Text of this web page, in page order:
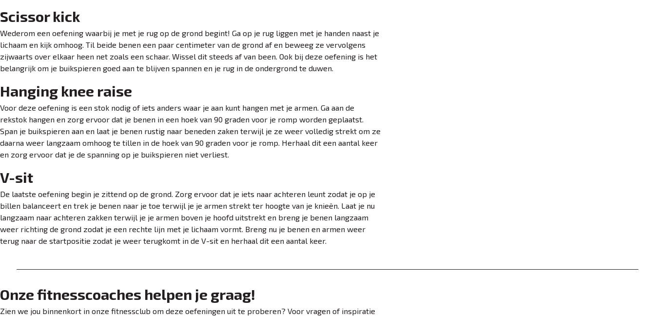
Scissor kick
Wederom een oefening waarbij je met je rug op de grond begint! Ga op je rug liggen met je handen naast je
lichaam en kijk omhoog. Til beide benen een paar centimeter van de grond af en beweeg ze vervolgens
zijwaarts over elkaar heen net zoals een schaar. Wissel dit steeds af van been. Ook bij deze oefening is het
belangrijk om je buikspieren goed aan te blijven spannen en je rug in de ondergrond te duwen.
Hanging knee raise
Voor deze oefening is een stok nodig of iets anders waar je aan kunt hangen met je armen. Ga aan de
rekstok hangen en zorg ervoor dat je benen in een hoek van 90 graden voor je romp worden geplaatst.
Span je buikspieren aan en laat je benen rustig naar beneden zaken terwijl je ze weer volledig strekt om ze
daarna weer langzaam omhoog te tillen in de hoek van 90 graden voor je romp. Herhaal dit een aantal keer
en zorg ervoor dat je de spanning op je buikspieren niet verliest.
V-sit
De laatste oefening begin je zittend op de grond. Zorg ervoor dat je iets naar achteren leunt zodat je op je
billen balanceert en trek je benen naar je toe terwijl je je armen strekt ter hoogte van je knieën. Laat je nu
langzaam naar achteren zakken terwijl je je armen boven je hoofd uitstrekt en breng je benen langzaam
weer richting de grond zodat je een rechte lijn met je lichaam vormt. Breng nu je benen en armen weer
terug naar de startpositie zodat je weer terugkomt in de V-sit en herhaal dit een aantal keer.
Onze fitnesscoaches helpen je graag!
Zien we jou binnenkort in onze fitnessclub om deze oefeningen uit te proberen? Voor vragen of inspiratie